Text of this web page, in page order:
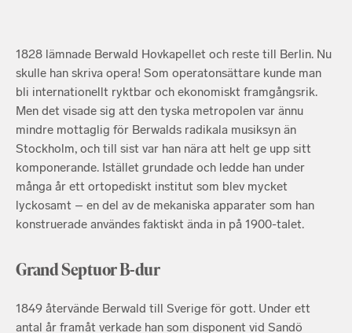
1828 lämnade Berwald Hovkapellet och reste till Berlin. Nu
skulle han skriva opera! Som operatonsättare kunde man
bli internationellt ryktbar och ekonomiskt framgångsrik.
Men det visade sig att den tyska metropolen var ännu
mindre mottaglig för Berwalds radikala musiksyn än
Stockholm, och till sist var han nära att helt ge upp sitt
komponerande. Istället grundade och ledde han under
många år ett ortopediskt institut som blev mycket
lyckosamt – en del av de mekaniska apparater som han
konstruerade användes faktiskt ända in på 1900-talet.
Grand Septuor B-dur
1849 återvände Berwald till Sverige för gott. Under ett
antal år framåt verkade han som disponent vid Sandö